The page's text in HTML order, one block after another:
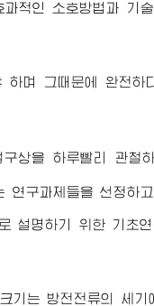
적인 소호방법과 기
며 그때문에 완전하
구상을 하루빨리 관철
구과제들을 선정하
설명하기 위한 기초
기는 방전전류의 세기